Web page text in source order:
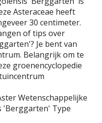
Asteraceae heeft
30 centimeter.
of tips over
Je bent van
Belangrijk om te
groenencyclopedie
Wetenschappelijke
'Berggarten' Type